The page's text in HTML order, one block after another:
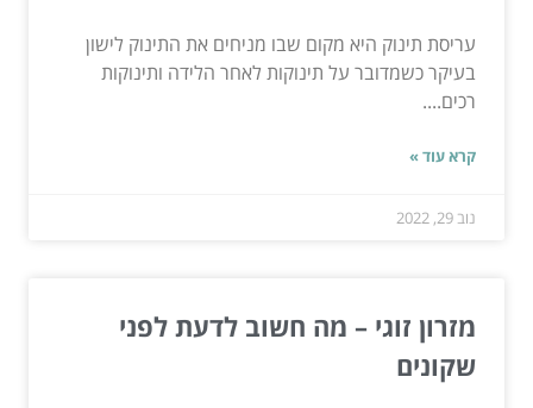
עריסת תינוק היא מקום שבו מניחים את התינוק לישון
בעיקר כשמדובר על תינוקות לאחר הלידה ותינוקות
רכים....
קרא עוד »
נוב 29, 2022
מזרון זוגי – מה חשוב לדעת לפני
שקונים